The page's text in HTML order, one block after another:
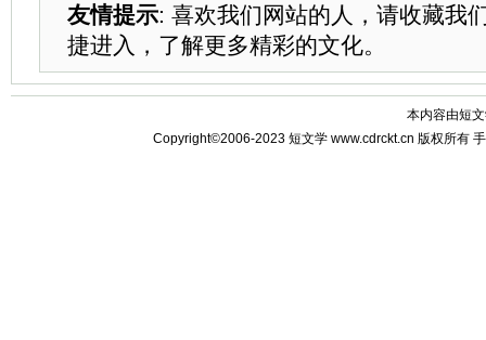
友情提示: 喜欢我们网站的人，请收藏我
捷进入，了解更多精彩的文化。
本内容由短
Copyright©2006-2023 短文学 www.cdrckt.cn 版权所有